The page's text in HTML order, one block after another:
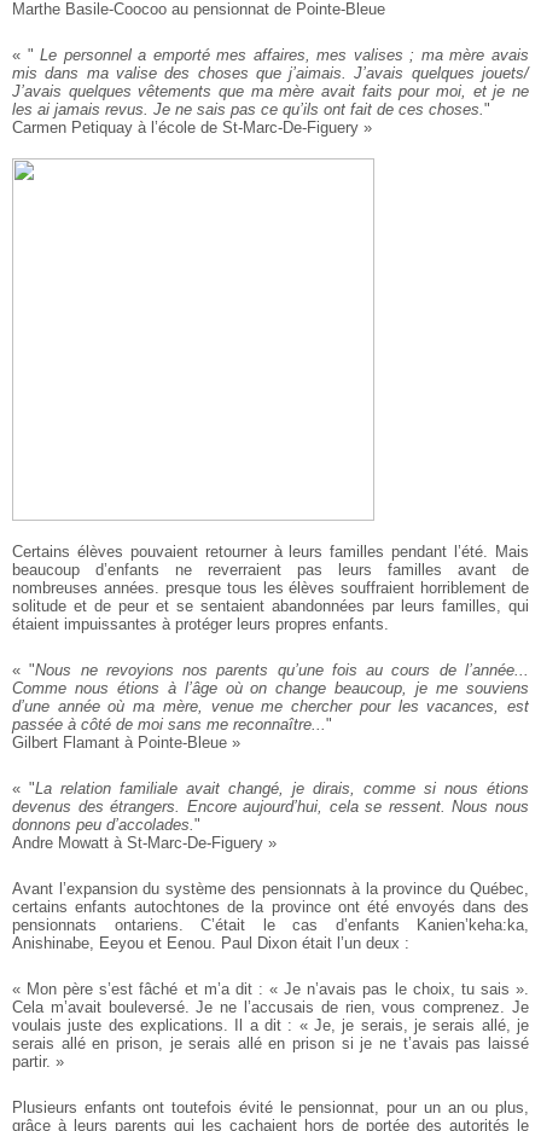
Marthe Basile-Coocoo au pensionnat de Pointe-Bleue
« "Le personnel a emporté mes affaires, mes valises ; ma mère avais
mis dans ma valise des choses que j’aimais. J’avais quelques jouets/
J’avais quelques vêtements que ma mère avait faits pour moi, et je ne
les ai jamais revus. Je ne sais pas ce qu’ils ont fait de ces choses. "
Carmen Petiquay à l’école de St-Marc-De-Figuery »
Certains élèves pouvaient retourner à leurs familles pendant l’été. Mais
beaucoup d’enfants ne reverraient pas leurs familles avant de
nombreuses années. presque tous les élèves souffraient horriblement de
solitude et de peur et se sentaient abandonnées par leurs familles, qui
étaient impuissantes à protéger leurs propres enfants.
« "Nous ne revoyions nos parents qu’une fois au cours de l’année...
Comme nous étions à l’âge où on change beaucoup, je me souviens
d’une année où ma mère, venue me chercher pour les vacances, est
passée à côté de moi sans me reconnaître... "
Gilbert Flamant à Pointe-Bleue »
« "La relation familiale avait changé, je dirais, comme si nous étions
devenus des étrangers. Encore aujourd’hui, cela se ressent. Nous nous
donnons peu d’accolades. "
Andre Mowatt à St-Marc-De-Figuery »
Avant l’expansion du système des pensionnats à la province du Québec,
certains enfants autochtones de la province ont été envoyés dans des
pensionnats ontariens. C’était le cas d’enfants Kanien’keha:ka,
Anishinabe, Eeyou et Eenou. Paul Dixon était l’un deux :
« Mon père s’est fâché et m’a dit : « Je n’avais pas le choix, tu sais ».
Cela m’avait bouleversé. Je ne l’accusais de rien, vous comprenez. Je
voulais juste des explications. Il a dit : « Je, je serais, je serais allé, je
serais allé en prison, je serais allé en prison si je ne t’avais pas laissé
partir. »
Plusieurs enfants ont toutefois évité le pensionnat, pour un an ou plus,
grâce à leurs parents qui les cachaient hors de portée des autorités le